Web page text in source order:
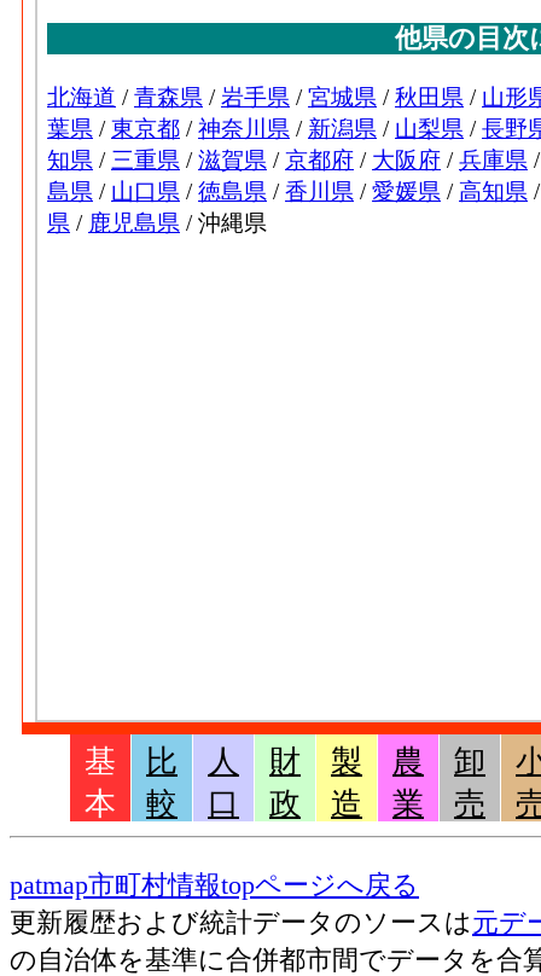
基
本
比
較
人
口
財
政
製
造
農
業
卸
売
patmap市町村情報topページへ戻る
更新履歴および統計データのソースは元デ
の自治体を基準に合併都市間でデータを合